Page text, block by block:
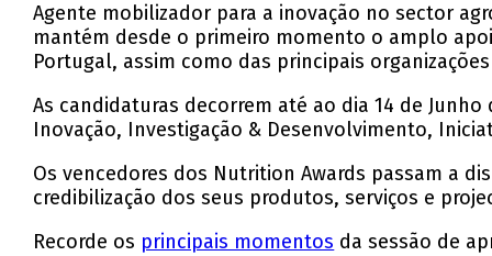
Agente mobilizador para a inovação no sector
mantém desde o primeiro momento o amplo
Portugal, assim como das principais
As candidaturas decorrem até ao dia 14 de Junho
Inovação, Investigação & Desenvolvimento,
Os vencedores dos Nutrition Awards passam a
credibilização dos seus produtos, serviços e
Recorde os principais momentos da sessão de